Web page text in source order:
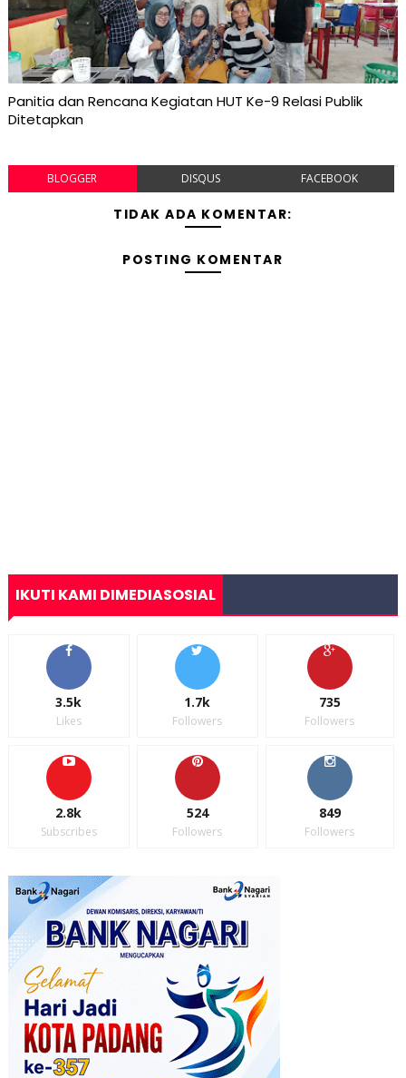
Panitia dan Rencana Kegiatan HUT Ke-9 Relasi Publik
Ditetapkan
BLOGGER DISQUS FACEBOOK
TIDAK ADA KOMENTAR:
POSTING KOMENTAR
IKUTI KAMI DIMEDIASOSIAL
3.5k
Likes
1.7k
Followers
735
Followers
2.8k
Subscribes
524
Followers
849
Followers